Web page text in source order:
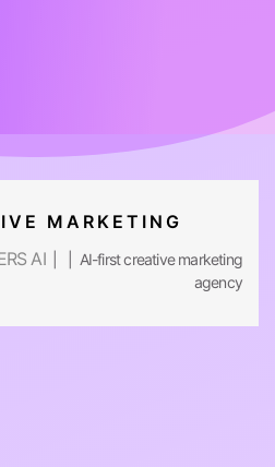
MARKETING
AI| | AI-first creative marketing
agency